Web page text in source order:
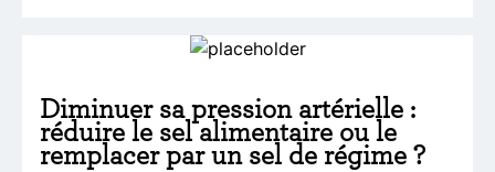
Diminuer sa pression artérielle :
réduire le sel alimentaire ou le
remplacer par un sel de régime ?